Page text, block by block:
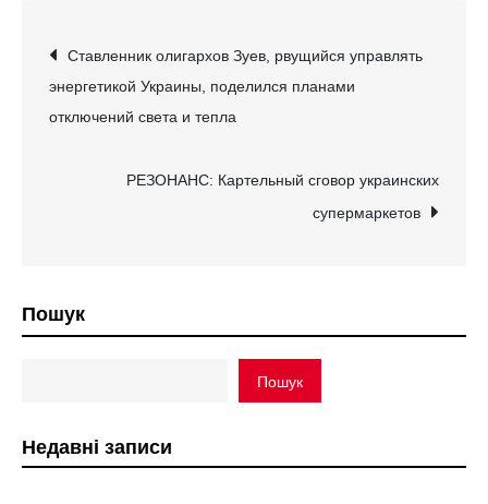
Навігація
записів
Ставленник олигархов Зуев, рвущийся управлять
энергетикой Украины, поделился планами
отключений света и тепла
РЕЗОНАНС: Картельный сговор украинских
супермаркетов
Пошук
Пошук
Недавні записи